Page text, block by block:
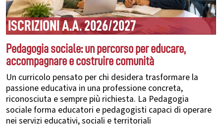
ISCRIZIONI A.A. 2026/2027
Pedagogia sociale: un percorso per educare,
accompagnare e costruire comunità
Un curricolo pensato per chi desidera trasformare la
passione educativa in una professione concreta,
riconosciuta e sempre più richiesta. La Pedagogia
sociale forma educatori e pedagogisti capaci di operare
nei servizi educativi, sociali e territoriali